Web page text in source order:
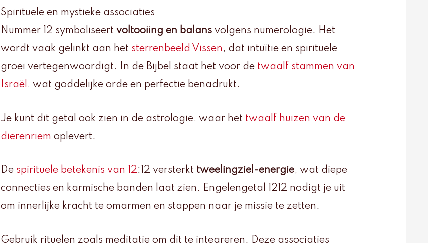
Spirituele en mystieke associaties
Nummer 12 symboliseert voltooiing en balans volgens numerologie. Het
wordt vaak gelinkt aan het sterrenbeeld Vissen , dat intuïtie en spirituele
groei vertegenwoordigt. In de Bijbel staat het voor de twaalf stammen van
Israël, wat goddelijke orde en perfectie benadrukt.
Je kunt dit getal ook zien in de astrologie, waar het twaalf huizen van de
dierenriem oplevert.
De spirituele betekenis van 12:12 versterkt tweelingziel-energie, wat diepe
connecties en karmische banden laat zien. Engelengetal 1212 nodigt je uit
om innerlijke kracht te omarmen en stappen naar je missie te zetten.
Gebruik rituelen zoals meditatie om dit te integreren. Deze associaties